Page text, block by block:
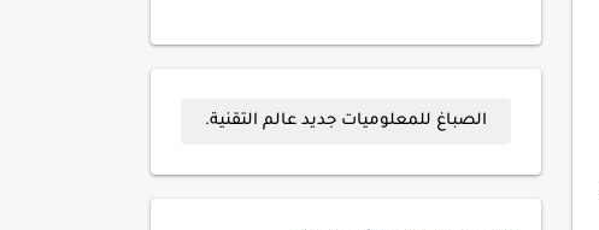
الصباغ للمعلوميات جديد عالم التقنية.